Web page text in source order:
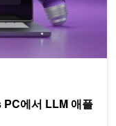
에서 LLM 애플